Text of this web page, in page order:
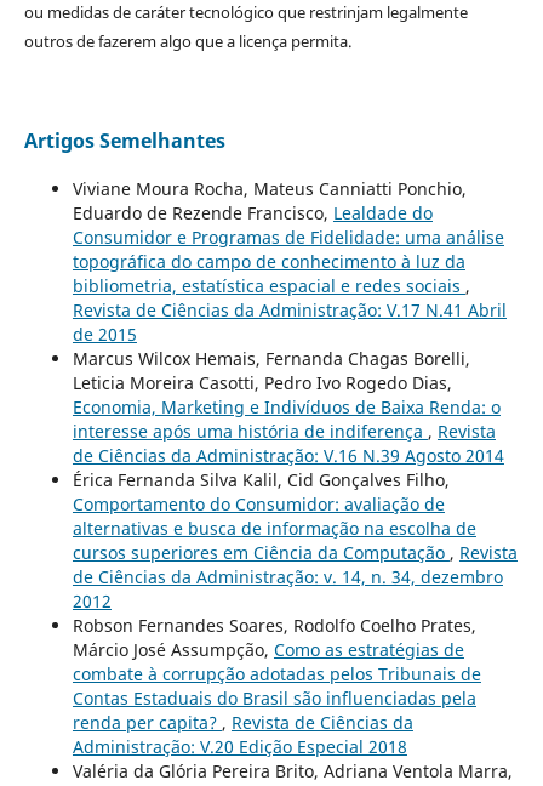
ou medidas de caráter tecnológico que restrinjam legalmente
outros de fazerem algo que a licença permita.
Artigos Semelhantes
Viviane Moura Rocha, Mateus Canniatti Ponchio,
Eduardo de Rezende Francisco, Lealdade do
Consumidor e Programas de Fidelidade: uma análise
topográfica do campo de conhecimento à luz da
bibliometria, estatística espacial e redes sociais ,
Revista de Ciências da Administração: V.17 N.41 Abril
de 2015
Marcus Wilcox Hemais, Fernanda Chagas Borelli,
Leticia Moreira Casotti, Pedro Ivo Rogedo Dias,
Economia, Marketing e Indivíduos de Baixa Renda: o
interesse após uma história de indiferença , Revista
de Ciências da Administração: V.16 N.39 Agosto 2014
Érica Fernanda Silva Kalil, Cid Gonçalves Filho,
Comportamento do Consumidor: avaliação de
alternativas e busca de informação na escolha de
cursos superiores em Ciência da Computação , Revista
de Ciências da Administração: v. 14, n. 34, dezembro
2012
Robson Fernandes Soares, Rodolfo Coelho Prates,
Márcio José Assumpção, Como as estratégias de
combate à corrupção adotadas pelos Tribunais de
Contas Estaduais do Brasil são influenciadas pela
renda per capita? , Revista de Ciências da
Administração: V.20 Edição Especial 2018
Valéria da Glória Pereira Brito, Adriana Ventola Marra,